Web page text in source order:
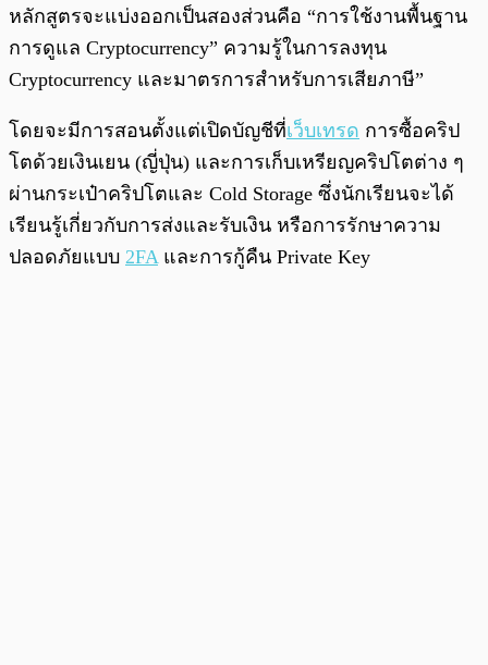
หลักสูตรจะแบ่งออกเป็นสองส่วนคือ “การใช้งานพื้นฐาน
การดูแล Cryptocurrency” ความรู้ในการลงทุน
Cryptocurrency และมาตรการสำหรับการเสียภาษี”
โดยจะมีการสอนตั้งแต่เปิดบัญชีที่เว็บเทรด การซื้อคริป
โตด้วยเงินเยน (ญี่ปุ่น) และการเก็บเหรียญคริปโตต่าง ๆ
ผ่านกระเป๋าคริปโตและ Cold Storage ซึ่งนักเรียนจะได้
เรียนรู้เกี่ยวกับการส่งและรับเงิน หรือการรักษาความ
ปลอดภัยแบบ 2FAและการกู้คืน Private Key